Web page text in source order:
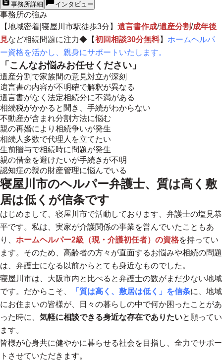
事務所詳細 インタビュー
事務所の強み
【地域密着 |寝屋川市駅徒歩3分】 遺言書作成/遺産分割/成年後
見など相続問題に注力◆【初回相談30分無料】 ホームヘルパ
ー資格を活かし、親身にサポートいたします。
「こんなお悩みお任せください」
遺産分割で家族間の意見対立が深刻
遺言書の内容が不明確で解釈が異なる
遺言書がなく法定相続分に不満がある
相続税がかかると聞き、手続がわからない
不動産が含まれ分割方法に悩む
親の再婚により相続争いが発生
相続人多数で代理人を立てたい
生前贈与で相続時に問題が発生
親の借金を避けたいが手続きが不明
認知症の親の財産管理に悩んでいる
寝屋川市のヘルパー弁護士、質は高く敷
居は低くが信条です
はじめまして、寝屋川市で活動しております、弁護士の塩見恭
平です。私は、実家が介護関係の事業を営んでいたこともあ
り、 ホームヘルパー2級（現・介護初任者）の資格を持ってい
ます。そのため、高齢者の方々が直面するお悩みや相続の問題
は、弁護士になる以前からとても身近なものでした。
寝屋川市は、大阪市内と比べると弁護士の数がまだ少ない地域
です。だからこそ、
「質は高く、敷居は低く」を信条に、地域
にお住まいの皆様が、日々の暮らしの中で何か困ったことがあ
った時に、 気軽に相談できる身近な存在でありたいと願ってい
ます。
皆様が心身共に健やかに暮らせる社会を目指し、全力でサポー
トさせていただきます。